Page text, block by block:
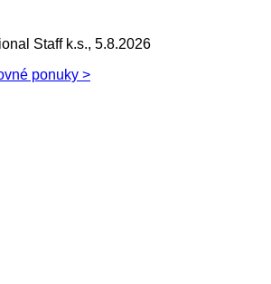
Staff k.s., 5.8.2026
ponuky >